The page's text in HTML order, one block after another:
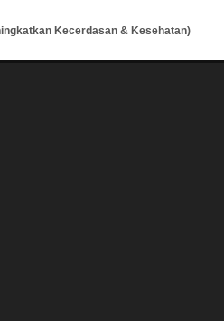
Kecerdasan & Kesehatan)